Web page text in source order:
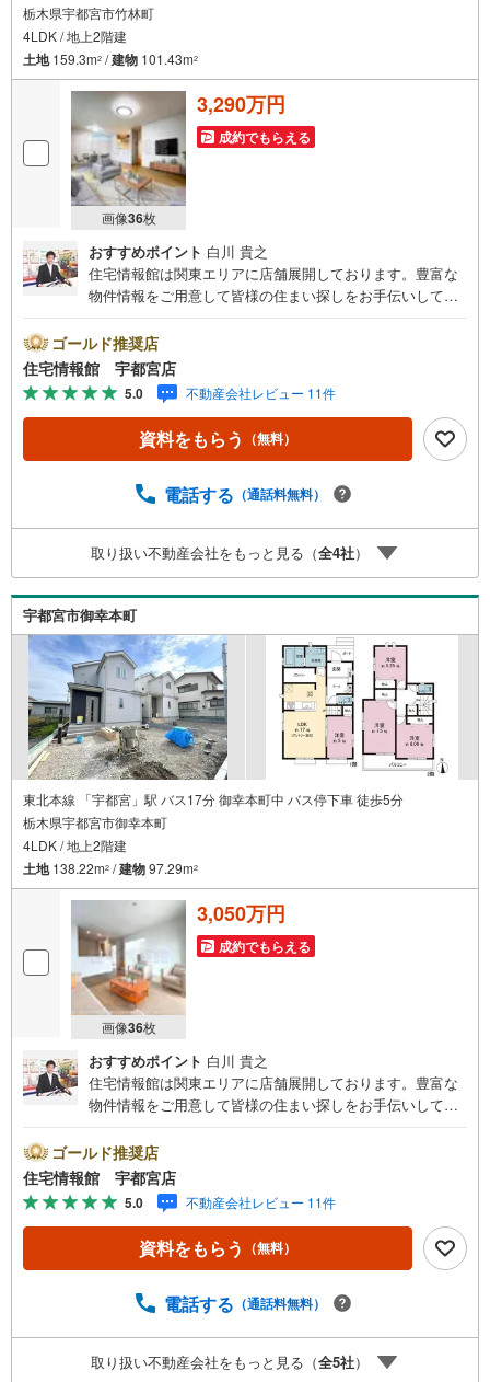
栃木県宇都宮市竹林町
4LDK / 地上2階建
土地159.3m2 /建物 101.43m2
画像36枚
3,290万円
成約でもらえる
おすすめポイント 白川 貴之
住宅情報館は関東エリアに店舗展開しております。豊富な
物件情報をご用意して皆様の住まい探しをお手伝いしてお
さい。【営業時間 10:00～19:00 火曜・水曜（祝日の場
合は営業いたします）】「資料請求」「内覧」のお問い合
わせは上記時間内ですとスムーズにご対応が可能です。ス
タッフ一同お客様のお問合せをお待ちしております。【住
宅ローン相談会】開催中無理のない住宅ローンの試算やご
購入の際にかかる諸費用の概算も行っております。しっか
気軽にご相談ください。お客様第一主義をモット-にお引越
実に努めさせて頂きます。住宅情報館にお越し頂けたら、
物件のご紹介だけではなく、お住まいの疑問、不安、お家
の事ならなんでもご相談いただけます。お客様の要望をお
伺いしながら誠心誠意、全力でサポートさせて頂きます。
お客様一人一人に合わせたライフプランのご提案をさせて
いただきます。お気軽にご相談ください。
ゴールド推奨店
住宅情報館 宇都宮店
5.0 不動産会社レビュー 11件
資料をもらう （無料）
電話する （通話料無料）
取り扱い不動産会社をもっと見る（全4社）
宇都宮市御幸本町
東北本線 「宇都宮」駅 バス17分 御幸本町中 バス停下車 徒歩5分
栃木県宇都宮市御幸本町
4LDK / 地上2階建
土地138.22m2 /建物97.29m2
画像36枚
3,050万円
成約でもらえる
おすすめポイント 白川 貴之
住宅情報館は関東エリアに店舗展開しております。豊富な
物件情報をご用意して皆様の住まい探しをお手伝いしてお
さい。【営業時間 10:00～19:00 火曜・水曜（祝日の場
合は営業いたします）】「資料請求」「内覧」のお問い合
わせは上記時間内ですとスムーズにご対応が可能です。ス
タッフ一同お客様のお問合せをお待ちしております。【住
宅ローン相談会】開催中無理のない住宅ローンの試算やご
購入の際にかかる諸費用の概算も行っております。しっか
気軽にご相談ください。お客様第一主義をモット-にお引越
実に努めさせて頂きます。住宅情報館にお越し頂けたら、
物件のご紹介だけではなく、お住まいの疑問、不安、お家
ゴールド推奨店
住宅情報館 宇都宮店
5.0 不動産会社レビュー 11件
資料をもらう （無料）
電話する （通話料無料）
取り扱い不動産会社をもっと見る（全5社）